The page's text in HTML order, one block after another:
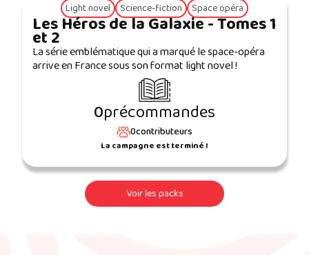
Light novel Science-fiction Space opéra
Les Héros de la Galaxie - Tomes 1
et 2
La série emblématique qui a marqué le space-opéra
arrive en France sous son format light novel !
0précommandes
0contributeurs
La campagne est terminé !
Voir les packs